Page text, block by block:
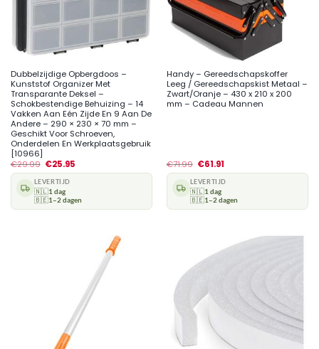
Dubbelzijdige Opbergdoos –
Kunststof Organizer Met
Transparante Deksel –
Schokbestendige Behuizing – 14
Vakken Aan Eén Zijde En 9 Aan De
Andere – 290 × 230 × 70 mm –
Geschikt Voor Schroeven,
Onderdelen En Werkplaatsgebruik
[10966]
€29.99 €25.95
LEVERTIJD
🇳🇱1 dag
🇧🇪1–2 dagen
Handy – Gereedschapskoffer
Leeg / Gereedschapskist Metaal –
Zwart/Oranje – 430 x 210 x 200
mm – Cadeau Mannen
€71.99 €61.91
LEVERTIJD
🇳🇱1 dag
🇧🇪1–2 dagen